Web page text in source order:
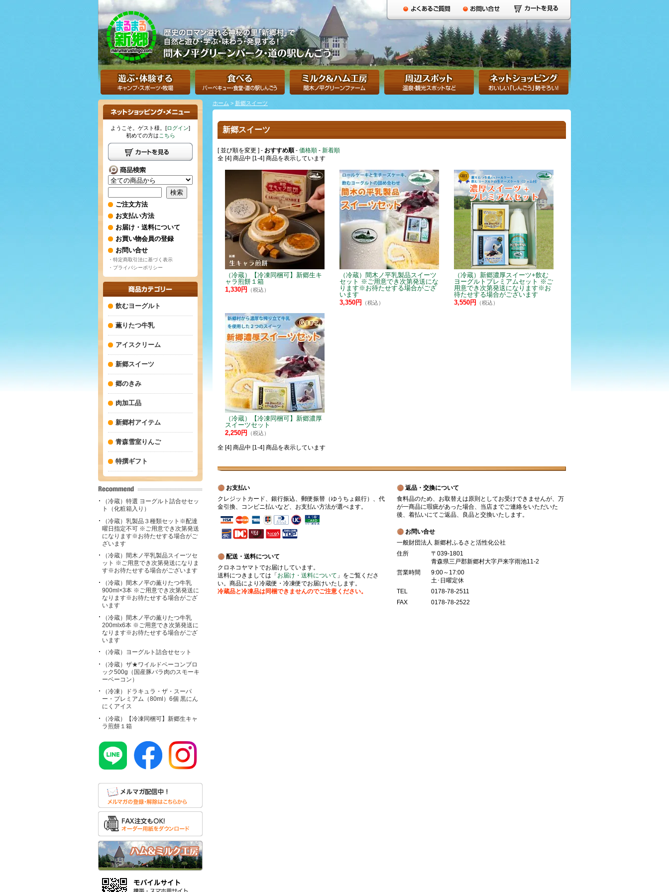
ホーム > 新郷スイーツ
新郷スイーツ
[ 並び順を変更 ] - おすすめ順 - 価格順 - 新着順
全 [4] 商品中 [1-4] 商品を表示しています
（冷蔵）【冷凍同梱可】新郷生キ
ャラ煎餅１箱
1,330円
（税込）
（冷蔵）間木ノ平乳製品スイーツ
セット ※ご用意でき次第発送にな
ります※お待たせする場合がござ
います
3,350円
（税込）
（冷蔵）新郷濃厚スイーツ+飲む
ヨーグルトプレミアムセット ※ご
用意でき次第発送になります※お
待たせする場合がございます
3,550円
（税込）
（冷蔵）【冷凍同梱可】新郷濃厚
スイーツセット
2,250円 （税込）
全 [4] 商品中 [1-4] 商品を表示しています
お支払い
クレジットカード、銀行振込、郵便振替（ゆうちょ銀行）、代
金引換、コンビニ払いなど、お支払い方法が選べます。
配送・送料について
クロネコヤマトでお届けしています。
送料につきましては「お届け・送料について 」をご覧くださ
い。商品により冷蔵便・冷凍便でお届けいたします。
冷蔵品と冷凍品は同梱できませんのでご注意ください。
返品・交換について
食料品のため、お取替えは原則としてお受けできませんが、万
が一商品に瑕疵があった場合、当店までご連絡をいただいた
後、着払いにてご返品、良品と交換いたします。
お問い合せ
一般財団法人 新郷村ふるさと活性化公社
住所
〒039-1801
青森県三戸郡新郷村大字戸来字雨池11-2
営業時間
9:00～17:00
土･日曜定休
TEL
0178-78-2511
FAX
0178-78-2522
ようこそ。ゲスト様。[ログイン]
初めての方は こちら
ご注文方法
お支払い方法
お届け・送料について
お買い物会員の登録
お問い合せ
・特定商取引法に基づく表示
・プライバシーポリシー
飲むヨーグルト
薫りたつ牛乳
アイスクリーム
新郷スイーツ
郷のきみ
肉加工品
新郷村アイテム
青森雪室りんご
特撰ギフト
（冷蔵）特選 ヨーグルト詰合せセッ
ト（化粧箱入り）
（冷蔵）乳製品３種類セット※配達
曜日指定不可 ※ご用意でき次第発送
になります※お待たせする場合がご
ざいます
（冷蔵）間木ノ平乳製品スイーツセ
ット ※ご用意でき次第発送になりま
す※お待たせする場合がございます
（冷蔵）間木ノ平の薫りたつ牛乳
900ml×3本 ※ご用意でき次第発送に
なります※お待たせする場合がござ
います
（冷蔵）間木ノ平の薫りたつ牛乳
200mlx6本 ※ご用意でき次第発送に
なります※お待たせする場合がござ
います
（冷蔵）ヨーグルト詰合せセット
（冷蔵）ザ★ワイルドベーコンブロ
ック500g（国産豚バラ肉のスモーキ
ーベーコン）
（冷凍）ドラキュラ・ザ・スーパ
ー・プレミアム（80ml）6個 黒にん
にくアイス
（冷蔵）【冷凍同梱可】新郷生キャ
ラ煎餅１箱